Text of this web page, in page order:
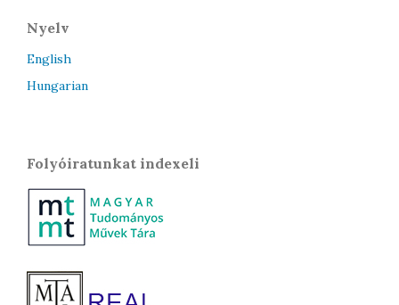
Nyelv
English
Hungarian
Folyóiratunkat indexeli